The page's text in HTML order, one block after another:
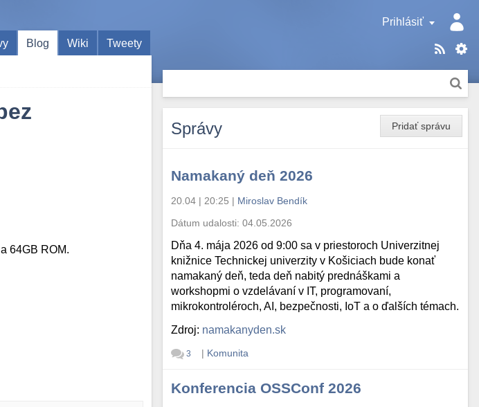
Prihlásiť
Blog Wiki Tweety
64GB ROM.
Pridať správu
Správy
Namakaný deň 2026
20.04 | 20:25 | Miroslav Bendík
Dátum udalosti:04.05.2026
Dňa 4. mája 2026 od 9:00 sa v priestoroch Univerzitnej
knižnice Technickej univerzity v Košiciach bude konať
namakaný deň, teda deň nabitý prednáškami a
workshopmi o vzdelávaní v IT, programovaní,
mikrokontroléroch, AI, bezpečnosti, IoT a o ďalších témach.
Zdroj: namakanyden.sk
3 | Komunita
Konferencia OSSConf 2026